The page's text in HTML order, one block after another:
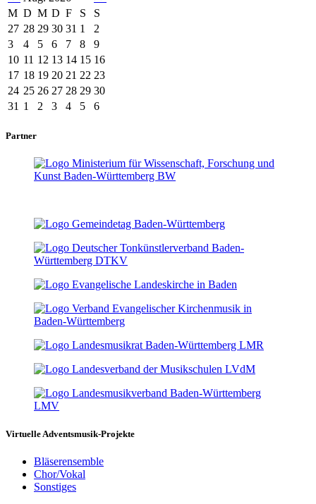
M D M D F S
S
27 28 29 30 31 1
2
3
4 5 6 7 8
9
10 11 12 13 14 15 16
17 18 19 20 21 22 23
24 25 26 27 28 29 30
31 1 2 3 4 5 6
Partner
Virtuelle Adventsmusik-Projekte
Bläserensemble
Chor/Vokal
Sonstiges